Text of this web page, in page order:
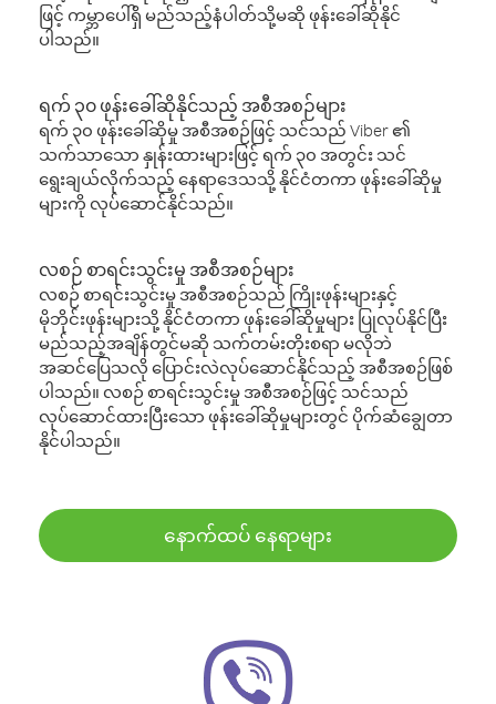
ဖြင့် ကမ္ဘာပေါ်ရှိ မည်သည့်နံပါတ်သို့မဆို ဖုန်းခေါ်ဆိုနိုင်
ပါသည်။
ရက် ၃၀ ဖုန်းခေါ်ဆိုနိုင်သည့် အစီအစဉ်များ
ရက် ၃၀ ဖုန်းခေါ်ဆိုမှု အစီအစဉ်ဖြင့် သင်သည် Viber ၏
သက်သာသော နှုန်းထားများဖြင့် ရက် ၃၀ အတွင်း သင်
ရွေးချယ်လိုက်သည့် နေရာဒေသသို့ နိုင်ငံတကာ ဖုန်းခေါ်ဆိုမှု
များကို လုပ်ဆောင်နိုင်သည်။
လစဉ် စာရင်းသွင်းမှု အစီအစဉ်များ
လစဉ် စာရင်းသွင်းမှု အစီအစဉ်သည် ကြိုးဖုန်းများနှင့်
မိုဘိုင်းဖုန်းများသို့ နိုင်ငံတကာ ဖုန်းခေါ်ဆိုမှုများ ပြုလုပ်နိုင်ပြီး
မည်သည့်အချိန်တွင်မဆို သက်တမ်းတိုးစရာ မလိုဘဲ
အဆင်ပြေသလို ပြောင်းလဲလုပ်ဆောင်နိုင်သည့် အစီအစဉ်ဖြစ်
ပါသည်။ လစဉ် စာရင်းသွင်းမှု အစီအစဉ်ဖြင့် သင်သည်
လုပ်ဆောင်ထားပြီးသော ဖုန်းခေါ်ဆိုမှုများတွင် ပိုက်ဆံချွေတာ
နိုင်ပါသည်။
နောက်ထပ် နေရာများ